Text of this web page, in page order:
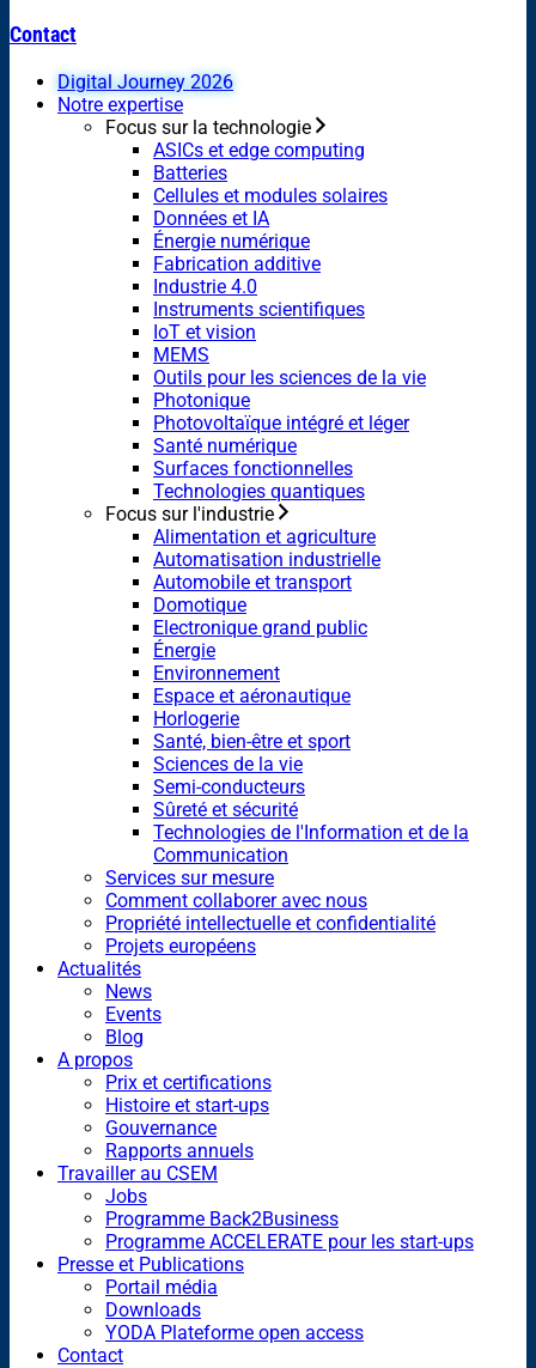
Contact
Digital Journey 2026
Notre expertise
Focus sur la technologie
ASICs et edge computing
Batteries
Cellules et modules solaires
Données et IA
Énergie numérique
Fabrication additive
Industrie 4.0
Instruments scientifiques
IoT et vision
MEMS
Outils pour les sciences de la vie
Photonique
Photovoltaïque intégré et léger
Santé numérique
Surfaces fonctionnelles
Technologies quantiques
Focus sur l'industrie
Alimentation et agriculture
Automatisation industrielle
Automobile et transport
Domotique
Electronique grand public
Énergie
Environnement
Espace et aéronautique
Horlogerie
Santé, bien-être et sport
Sciences de la vie
Semi-conducteurs
Sûreté et sécurité
Technologies de l'Information et de la
Communication
Services sur mesure
Comment collaborer avec nous
Propriété intellectuelle et confidentialité
Projets européens
Actualités
News
Events
Blog
A propos
Prix et certifications
Histoire et start-ups
Gouvernance
Rapports annuels
Travailler au CSEM
Jobs
Programme Back2Business
Programme ACCELERATE pour les start-ups
Presse et Publications
Portail média
Downloads
YODA Plateforme open access
Contact